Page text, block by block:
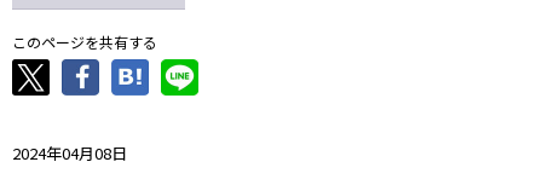
このページを共有する
2024年04月08日